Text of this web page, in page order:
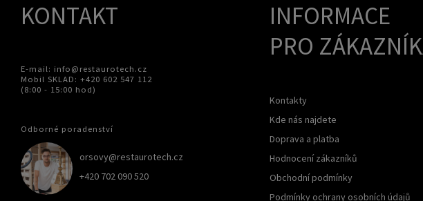
KONTAKT
E-mail: info@restaurotech.cz
Mobil SKLAD: +420 602 547 112
(8:00 - 15:00 hod)
Odborné poradenství
orsovy@restaurotech.cz
+420 702 090 520
INFORMACE
PRO
Kontakty
Kde nás najdete
Doprava a platba
Hodnocení zákazníků
Obchodní podmínky
Podmínky ochrany osobních údajů